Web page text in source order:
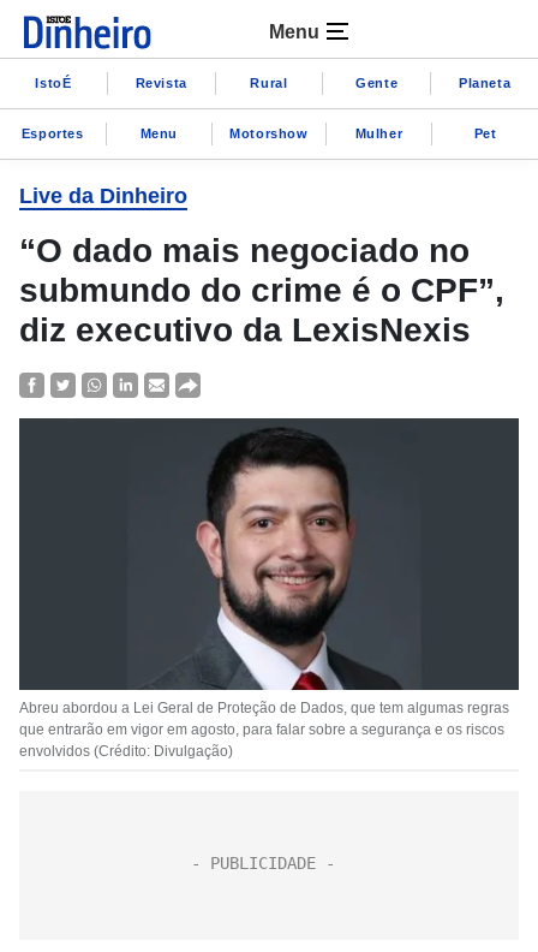
Menu
IstoÉ Revista Rural Gente Planeta
Esportes Menu Motorshow Mulher Pet
Live da Dinheiro
“O dado mais negociado no
submundo do crime é o CPF”,
diz executivo da LexisNexis
Abreu abordou a Lei Geral de Proteção de Dados, que tem algumas regras
que entrarão em vigor em agosto, para falar sobre a segurança e os riscos
envolvidos (Crédito: Divulgação)